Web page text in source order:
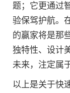
题；它更通过
验保驾护航。
的赢家将是那
独特性、设计
未来，注定属
以上是关于快